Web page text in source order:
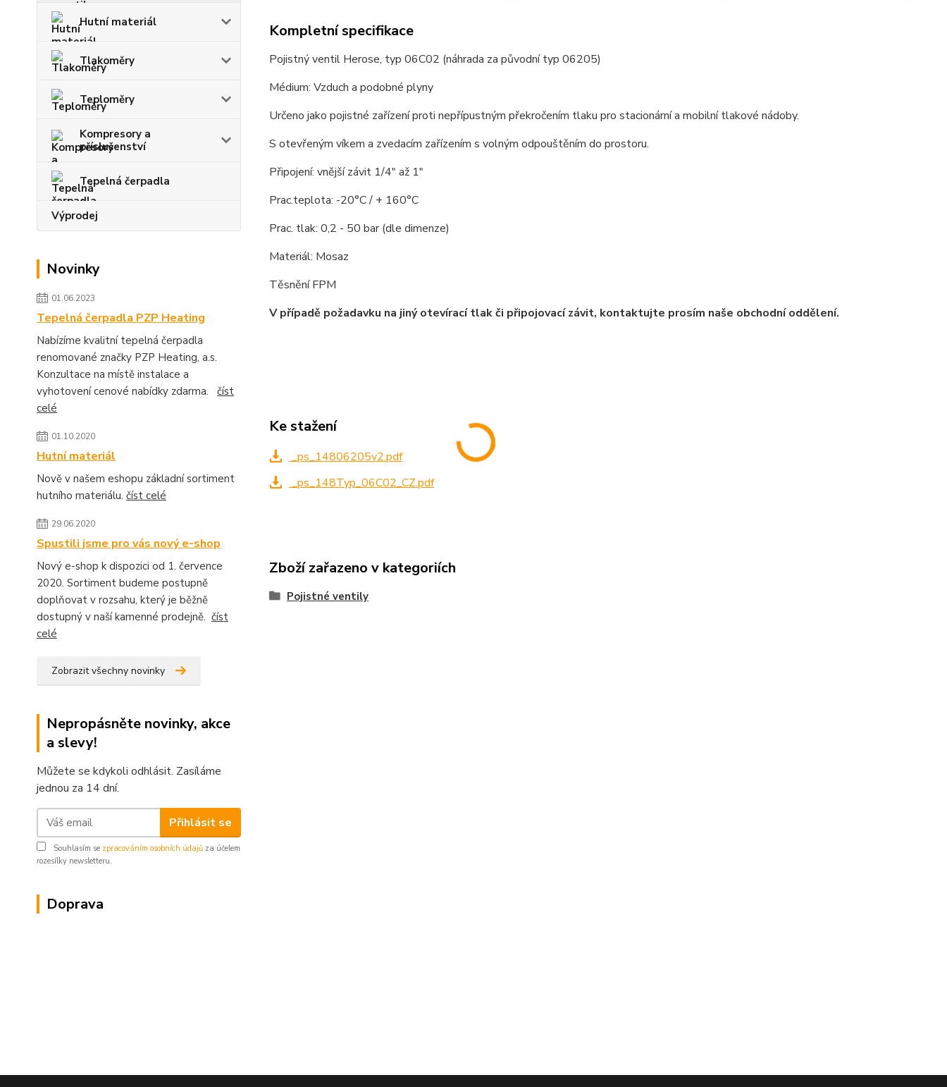
Hutní materiál
Tlakoměry
Teploměry
Kompresory a
příslušenství
Tepelná čerpadla
Výprodej
Novinky
01.06.2023
Tepelná čerpadla PZP Heating
Nabízíme kvalitní tepelná čerpadla
renomované značky PZP Heating, a.s.
Konzultace na místě instalace a
vyhotovení cenové nabídky zdarma. číst
celé
01.10.2020
Hutní materiál
Nově v našem eshopu základní sortiment
hutního materiálu. číst celé
29.06.2020
Spustili jsme pro vás nový e-shop
Nový e-shop k dispozici od 1. července
2020. Sortiment budeme postupně
doplňovat v rozsahu, který je běžně
dostupný v naší kamenné prodejně. číst
celé
Zobrazit všechny novinky
Nepropásněte novinky, akce
a slevy!
Můžete se kdykoli odhlásit. Zasíláme
jednou za 14 dní.
Přihlásit se
Souhlasím se zpracováním osobních údajů za účelem
rozesílky newsletteru.
Doprava
Kompletní specifikace
Pojistný ventil Herose, typ 06C02 (náhrada za původní typ 06205)
Médium: Vzduch a podobné plyny
Určeno jako pojistné zařízení proti nepřípustným překročením tlaku pro stacionární a mobilní tlakové nádoby.
S otevřeným víkem a zvedacím zařízením s volným odpouštěním do prostoru.
Připojení: vnější závit 1/4" až 1"
Prac.teplota: -20°C / + 160°C
Prac. tlak: 0,2 - 50 bar (dle dimenze)
Materiál: Mosaz
Těsnění FPM
V případě požadavku na jiný otevírací tlak či připojovací závit, kontaktujte prosím naše obchodní oddělení.
Ke stažení
_ps_14806205v2.pdf
_ps_148Typ_06C02_CZ.pdf
Zboží zařazeno v kategoriích
Pojistné ventily